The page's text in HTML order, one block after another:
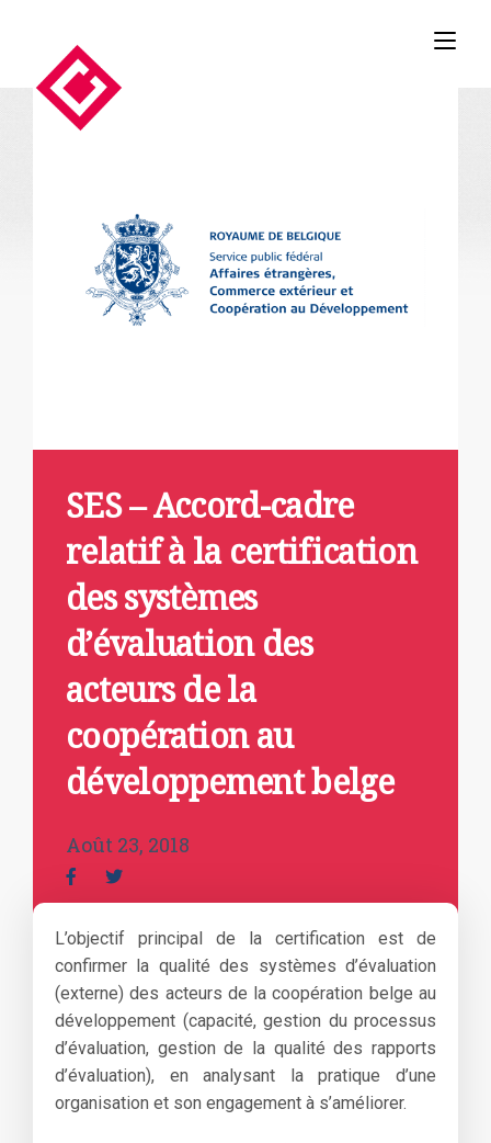
SES – Accord-cadre
relatif à la certification
des systèmes
d’évaluation des
acteurs de la
coopération au
développement belge
Août 23, 2018
L’objectif principal de la certification est de
confirmer la qualité des systèmes d’évaluation
(externe) des acteurs de la coopération belge au
développement (capacité, gestion du processus
d’évaluation, gestion de la qualité des rapports
d’évaluation), en analysant la pratique d’une
organisation et son engagement à s’améliorer.